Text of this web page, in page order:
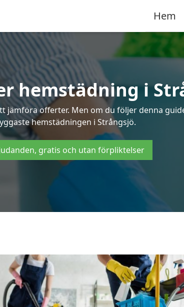
Hem
hemstädning i
jämföra offerter. Men om du följer denna
hemstädningen i Strångsjö.
gratis och utan förpliktelser